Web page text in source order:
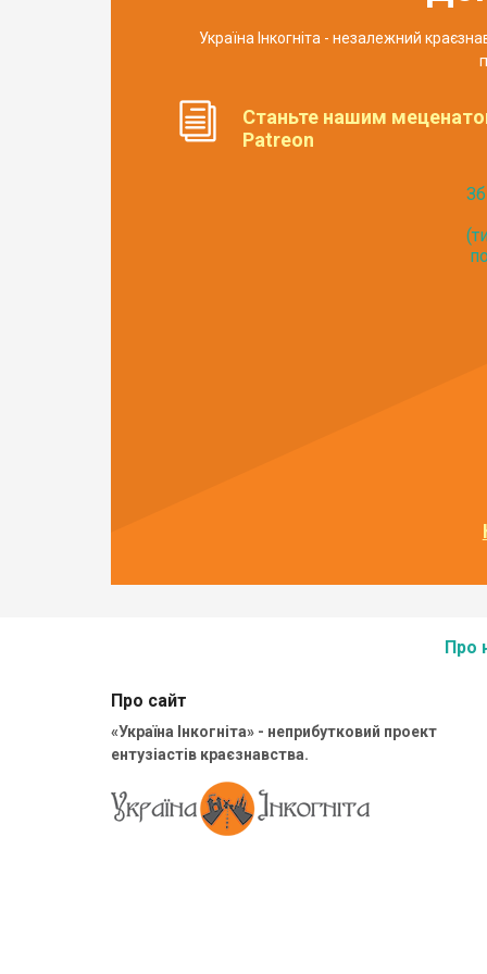
Україна Інкогніта - незалежний
Станьте нашим
Patreon
Про
Про сайт
«Україна Інкогніта» - неприбутковий проект
ентузіастів краєзнавства.